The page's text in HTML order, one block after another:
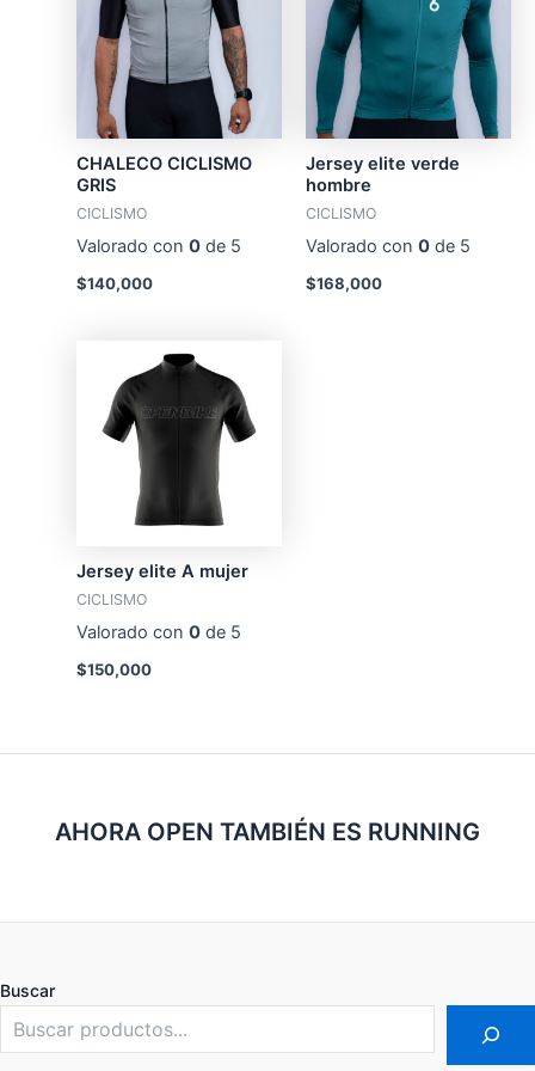
CHALECO CICLISMO
GRIS
CICLISMO
Valorado con 0de 5
$140,000
Jersey elite verde
hombre
CICLISMO
Valorado con 0de 5
$168,000
Jersey elite A mujer
CICLISMO
Valorado con 0de 5
$150,000
AHORA OPEN TAMBIÉN ES RUNNING
Buscar